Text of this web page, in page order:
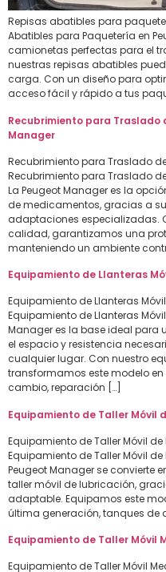
Repisas abatibles para
Abatibles para Paquetería en
camionetas perfectas para el
nuestras repisas abatibles
carga. Con un diseño para
acceso fácil y rápido a tus
Recubrimiento para Traslado
Manager
Recubrimiento para Traslado
Recubrimiento para Traslado
La Peugeot Manager es la
de medicamentos, gracias a
adaptaciones especializadas.
calidad, garantizamos una
manteniendo un ambiente
Equipamiento de Llanteras
Equipamiento de Llanteras
Equipamiento de Llanteras
Manager es la base ideal para
el espacio y resistencia
cualquier lugar. Con nuestro
transformamos este modelo
cambio, reparación […]
Equipamiento de Taller Móvil
Equipamiento de Taller Móvil
Equipamiento de Taller Móvil
Peugeot Manager se convierte
taller móvil de lubricación,
adaptable. Equipamos este
última generación, tanques de
Equipamiento de Taller Móvil
Equipamiento de Taller Móvil